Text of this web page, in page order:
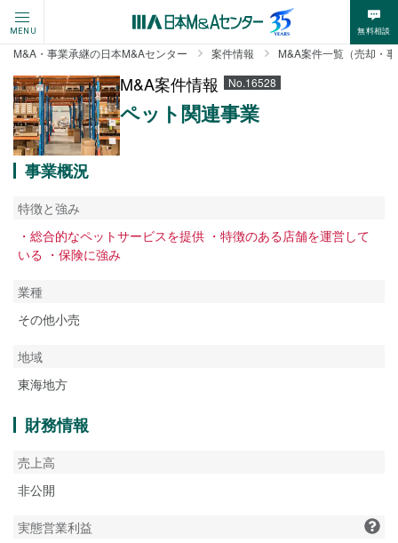
MENU 無料相談
M&A・事業承継の日本M&Aセンター 案件情報 M&A案件一覧（売却・
M&A案件情報 No.16528
ペット関連事業
事業概況
特徴と強み
・総合的なペットサービスを提供 ・特徴のある店舗を運営して
いる ・保険に強み
業種
その他小売
地域
東海地方
財務情報
売上高
非公開
実態営業利益